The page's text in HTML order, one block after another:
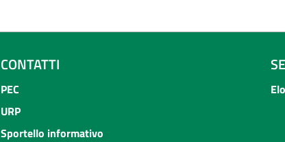
CONTATTI
PEC
URP
Sportello informativo